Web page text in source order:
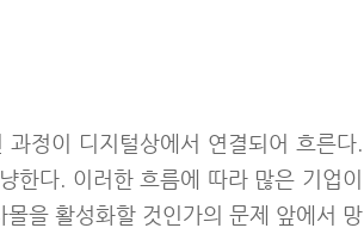
정이 디지털상에서 연결되어 흐른다.
한다. 이러한 흐름에 따라 많은 기업이
을 활성화할 것인가의 문제 앞에서 망